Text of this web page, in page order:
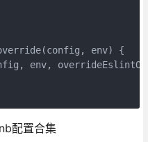
env) {
env,
配置合集